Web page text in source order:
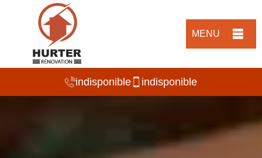
MENU
indisponible indisponible